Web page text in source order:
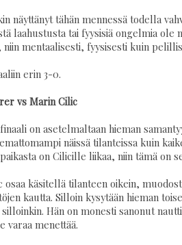
näyttänyt tähän mennessä todella
laahustusta tai fyysisiä ongelmia ole
niin mentaalisesti, fyysisesti kuin
erin 3-0.
vs Marin Cilic
on asetelmaltaan hieman
näissä tilanteissa kuin
on Cilicille liikaa, niin tämä on
osaa käsitellä tilanteen oikein,
kautta. Silloin kysytään hieman
Hän on monesti sanonut
varaa menettää.